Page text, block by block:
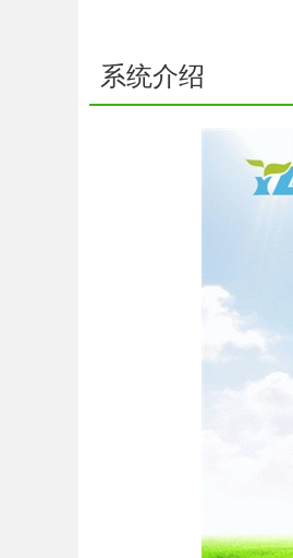
系统介绍